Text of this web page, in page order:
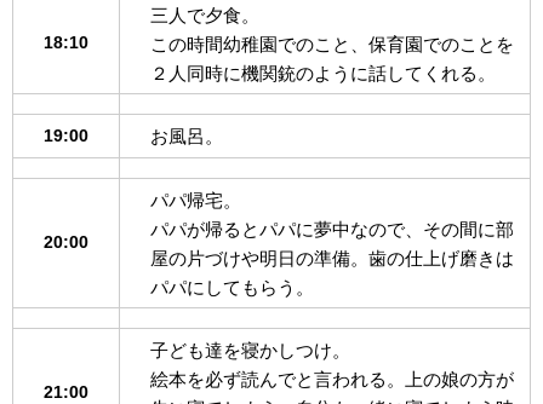
18:10
三人で夕食。
この時間幼稚園でのこと、保育園でのことを
２人同時に機関銃のように話してくれる。
19:00 お風呂。
20:00
パパ帰宅。
パパが帰るとパパに夢中なので、その間に部
屋の片づけや明日の準備。歯の仕上げ磨きは
パパにしてもらう。
21:00
子ども達を寝かしつけ。
絵本を必ず読んでと言われる。上の娘の方が